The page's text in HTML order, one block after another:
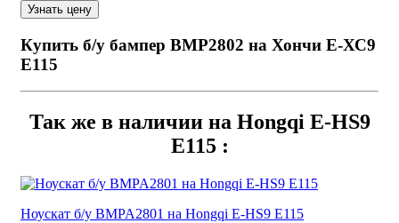
Купить б/у бампер BMP2802 на Хончи Е-ХС9
Е115
Так же в наличии на Hongqi E-HS9
E115 :
Ноускат б/у BMPA2801 на Hongqi E-HS9 E115